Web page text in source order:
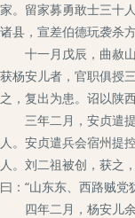
家。留家募勇敢士三十
诸县，宣差伯德玩袭杀
十一月戊辰，曲赦山
获杨安儿者，官职俱授
之，复出为患。诏以陕
三年二月，安贞遣提
人。安贞遣兵会宿州提
人。刘二祖被创，获之
曰：“山东东、西路贼
四年二月，杨安儿余